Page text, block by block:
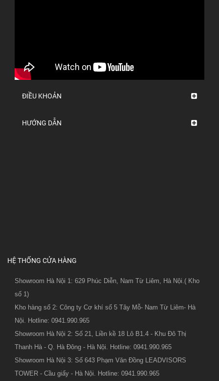
ĐIỀU KHOẢN
HƯỚNG DẪN
HỆ THỐNG CỬA HÀNG
Showroom Hà Nội 1: 629 Phúc Diễn, Nam Từ Liêm, Hà Nội.( Kho
số 1)
Kho hàng số 2: Công ty Cơ khí số 5 Tây Mỗ- Nam Từ Liêm- Hà
Nội. Hotline: 0941.990.965
Showroom Hà Nội 2: Số 21, Liền kề 18 Lô B1.4 - Khu Đô Thị
Thanh Hà - Q. Hà Đông - Hà Nội. Hotline: 0941.990.965
Showroom Hà Nội 3: Số 643 Phạm Văn Đồng LEADVISORS
TOWER - Cầu giấy - Hà Nội. Hotline: 0941.990.965